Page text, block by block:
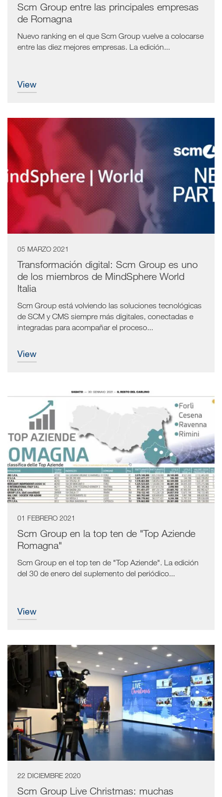
Scm Group entre las principales empresas
de Romagna
Nuevo ranking en el que Scm Group vuelve a colocarse
entre las diez mejores empresas. La edición...
view
05 MARZO 2021
Transformación digital: Scm Group es uno
de los miembros de MindSphere World
Italia
Scm Group está volviendo las soluciones tecnológicas
de SCM y CMS siempre más digitales, conectadas e
integradas para acompañar el proceso...
view
01 FEBRERO 2021
Scm Group en la top ten de "Top Aziende
Romagna"
Scm Group en el top ten de "Top Aziende". La edición
del 30 de enero del suplemento del periódico...
view
22 DICIEMBRE 2020
Scm Group Live Christmas: muchas